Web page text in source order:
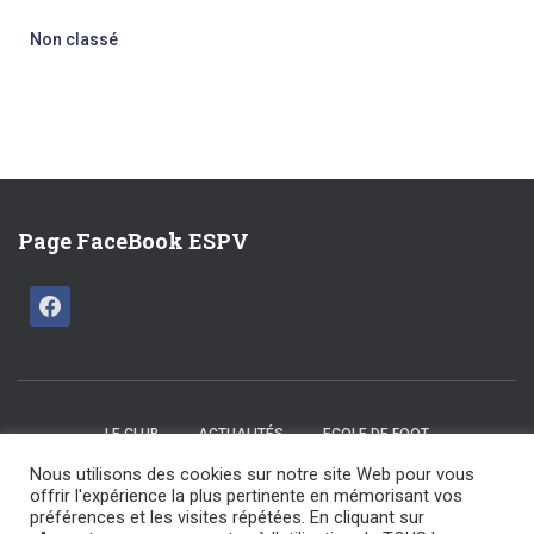
Non classé
Page FaceBook ESPV
LE CLUB ACTUALITÉS ECOLE DE FOOT
CATÉGORIES U15 / U17 SENIORS LES COMMISSIONS
Nous utilisons des cookies sur notre site Web pour vous
offrir l'expérience la plus pertinente en mémorisant vos
préférences et les visites répétées. En cliquant sur